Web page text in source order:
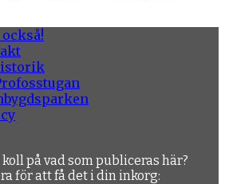
på vad som publiceras här?
för att få det i din inkorg: